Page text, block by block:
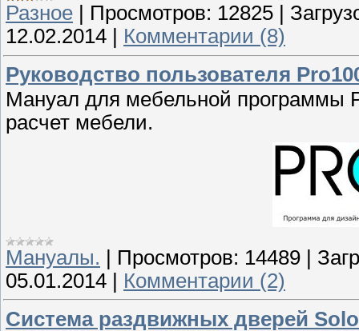
Разное Просмотров: 12825
12.02.2014
Комментарии (8)
Руководство пользователя
Мануал для мебельной программы
расчет мебели.
Мануалы. Просмотров: 14489
05.01.2014
Комментарии (2)
Система раздвижных дверей Solo